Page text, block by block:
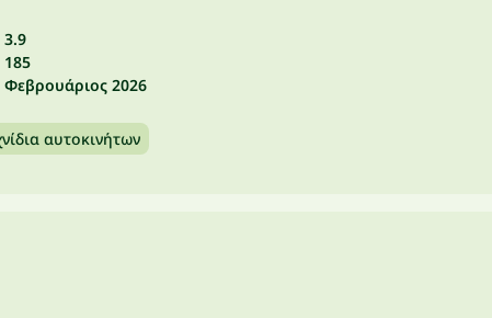
3.9
185
Φεβρουάριος 2026
αυτοκινήτων